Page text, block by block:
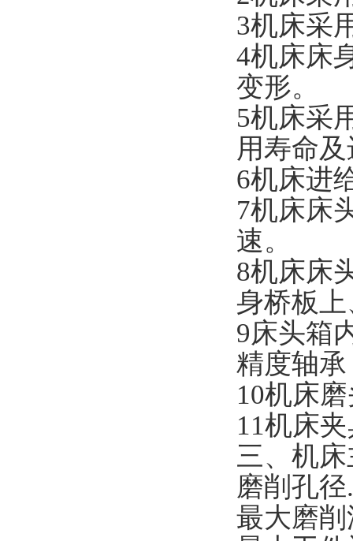
3机床采
4机床床
变形。
5机床采
用寿命
6机床进
7机床床
速。
8机床床
身桥板
9床头箱
精度轴
10机床
1 1机床
三、机
磨削孔径
最大磨